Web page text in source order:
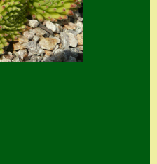
Versand von
Semps
Warenkorb